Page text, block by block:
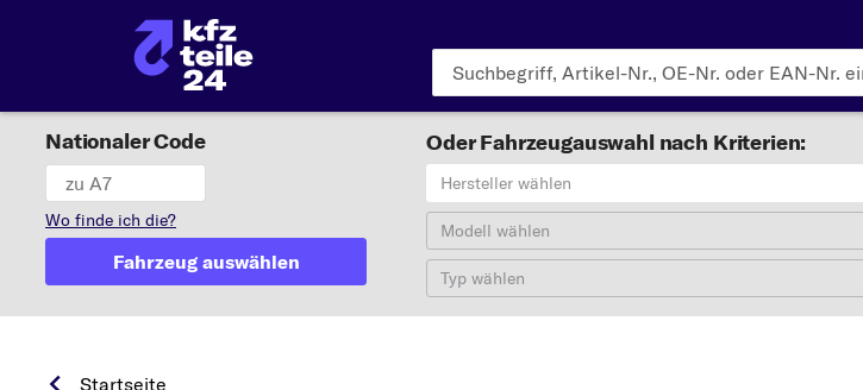
Nationaler Code
Wo finde ich die?
Fahrzeug auswählen
Oder Fahrzeugauswahl nach Kriterien:
Hersteller wählen
Modell wählen
Typ wählen
Startseite